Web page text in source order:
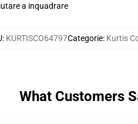
a inquadrare
: KURTISCO64797Categorie: Kurtis
What Customers